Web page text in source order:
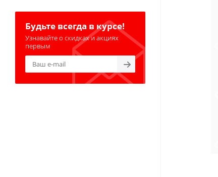
Будьте всегда в курсе!
Узнавайте о скидках и акциях
первым